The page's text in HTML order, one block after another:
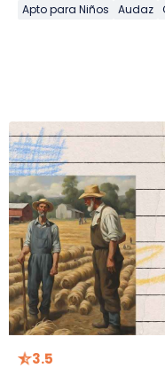
Apto para Niños Audaz
3.5